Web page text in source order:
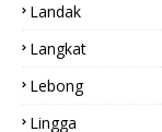
Landak
Langkat
Lebong
Lingga